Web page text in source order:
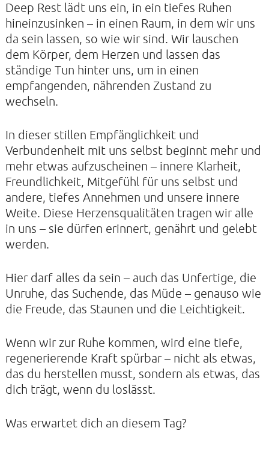
Helenenstraße 14A
22765 Hamburg
Tel: 040-21088468
Deep Rest lädt uns ein, in ein tiefes Ruhen
hineinzusinken – in einen Raum, in dem wir uns
da sein lassen, so wie wir sind. Wir lauschen
dem Körper, dem Herzen und lassen das
ständige Tun hinter uns, um in einen
empfangenden, nährenden Zustand zu
wechseln.
In dieser stillen Empfänglichkeit und
Verbundenheit mit uns selbst beginnt mehr und
mehr etwas aufzuscheinen – innere Klarheit,
Freundlichkeit, Mitgefühl für uns selbst und
andere, tiefes Annehmen und unsere innere
Weite. Diese Herzensqualitäten tragen wir alle
in uns – sie dürfen erinnert, genährt und gelebt
werden.
Hier darf alles da sein – auch das Unfertige, die
Unruhe, das Suchende, das Müde – genauso wie
die Freude, das Staunen und die Leichtigkeit.
Wenn wir zur Ruhe kommen, wird eine tiefe,
regenerierende Kraft spürbar – nicht als etwas,
das du herstellen musst, sondern als etwas, das
dich trägt, wenn du loslässt.
Was erwartet dich an diesem Tag?